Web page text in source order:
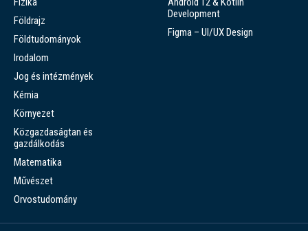
Földrajz
Földtudományok
Irodalom
Jog és intézmények
Kémia
Környezet
Közgazdaságtan és
gazdálkodás
Matematika
Művészet
Orvostudomány
Development
Figma – UI/UX Design